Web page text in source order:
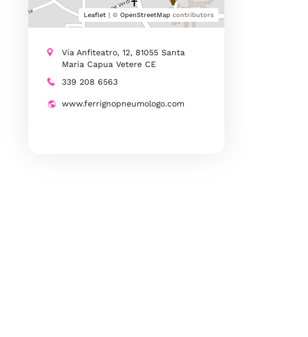
Leaflet| © OpenStreetMapcontributors
Via Anfiteatro, 12, 81055 Santa
Maria Capua Vetere CE
339 208 6563
www.ferrignopneumologo.com